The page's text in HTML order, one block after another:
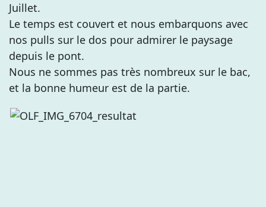
Juillet.
Le temps est couvert et nous embarquons avec
nos pulls sur le dos pour admirer le paysage
depuis le pont.
Nous ne sommes pas très nombreux sur le bac,
et la bonne humeur est de la partie.